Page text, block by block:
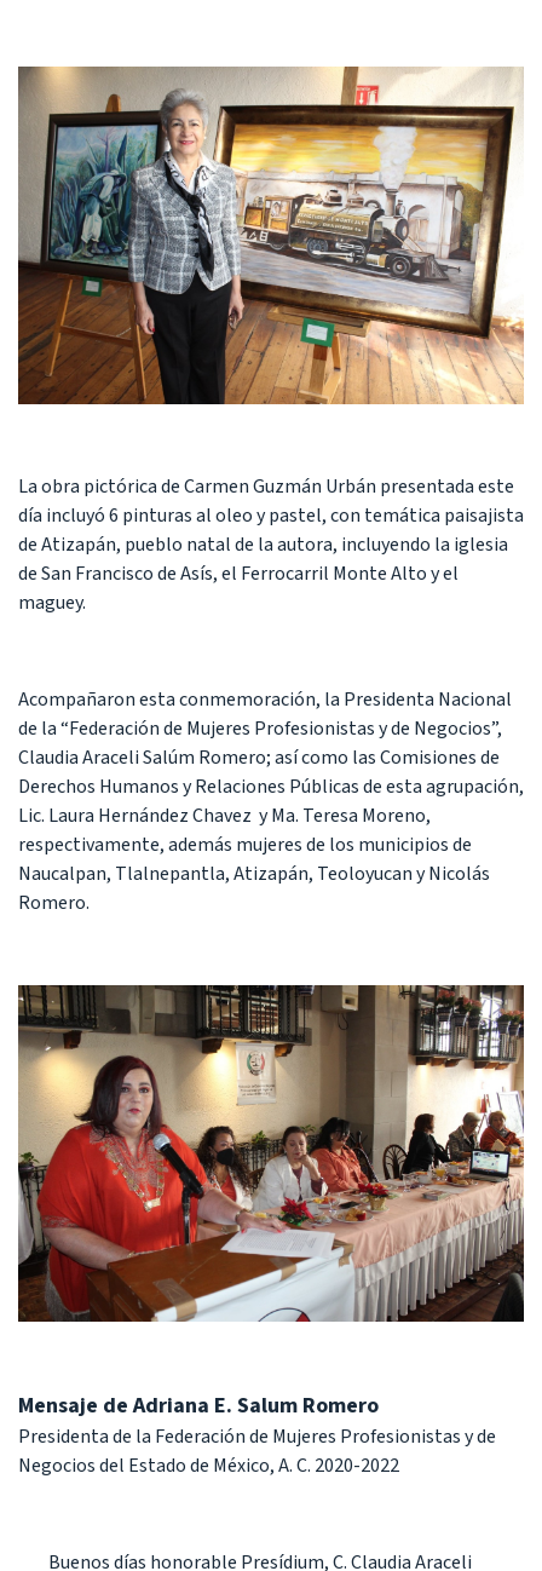
La obra pictórica de Carmen Guzmán Urbán presentada este
día incluyó 6 pinturas al oleo y pastel, con temática paisajista
de Atizapán, pueblo natal de la autora, incluyendo la iglesia
de San Francisco de Asís, el Ferrocarril Monte Alto y el
maguey.
Acompañaron esta conmemoración, la Presidenta Nacional
de la “Federación de Mujeres Profesionistas y de Negocios”,
Claudia Araceli Salúm Romero; así como las Comisiones de
Derechos Humanos y Relaciones Públicas de esta agrupación,
Lic. Laura Hernández Chavez y Ma. Teresa Moreno,
respectivamente, además mujeres de los municipios de
Naucalpan, Tlalnepantla, Atizapán, Teoloyucan y Nicolás
Romero.
Mensaje de Adriana E. Salum Romero
Presidenta de la Federación de Mujeres Profesionistas y de
Negocios del Estado de México, A. C. 2020-2022
Buenos días honorable Presídium, C. Claudia Araceli